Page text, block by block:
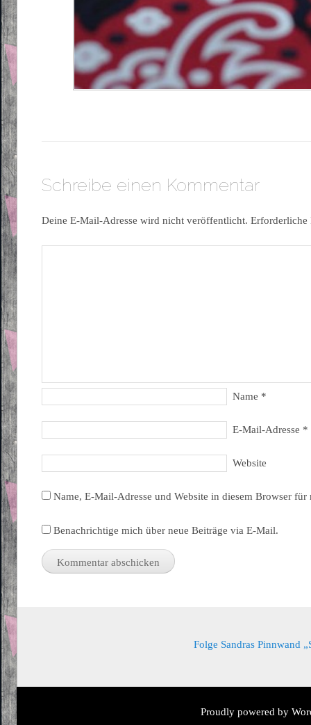
Schreibe einen Kommentar
Deine E-Mail-Adresse wird nicht veröffentlicht.
Name *
E-Mail-Adresse *
Website
Name, E-Mail-Adresse und Website in diesem Browser
Benachrichtige mich über neue Beiträge via E-Mail.
Folge Sandras Pinnwand
Proudly powered by